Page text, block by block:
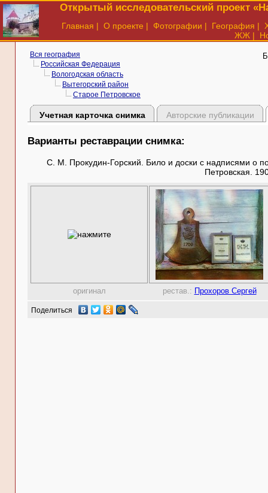
Открытый исследовательский проект
Главная | О проекте | Фотографии | География |
ЖЖ |
Вся география
Российская Федерация
Вологодская область
Вытегорский район
Старое Петровское
Учетная карточка снимка Авторские публикации
Варианты реставрации снимка:
С. М. Прокудин-Горский. Било и доски с надписями о
Петровская.
оригинал рестав.: Прохоров Сергей
Поделиться